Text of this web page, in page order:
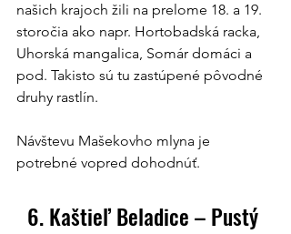
našich krajoch žili na prelome 18. a 19.
storočia ako napr. Hortobadská racka,
Uhorská mangalica, Somár domáci a
pod. Takisto sú tu zastúpené pôvodné
druhy rastlín.
Návštevu Mašekovho mlyna je
potrebné vopred dohodnúť.
6. Kaštieľ Beladice – Pustý